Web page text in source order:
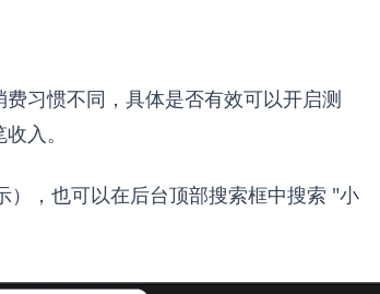
习惯不同，具体是否有效可以开启测
入。
），也可以在后台顶部搜索框中搜索 "小